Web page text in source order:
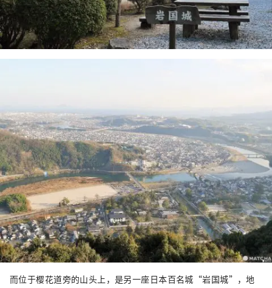
而位于樱花道旁的山头上，是另一座日本百名城“岩国城”，地